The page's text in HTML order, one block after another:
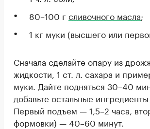
80–100 г сливочного масла;
1 кг муки (высшего или
Сначала сделайте опару из
жидкости, 1 ст. л. сахара и
муки. Дайте подняться 30–40
добавьте остальные
Первый подъем — 1,5–2 часа,
формовки) — 40–60 минут.